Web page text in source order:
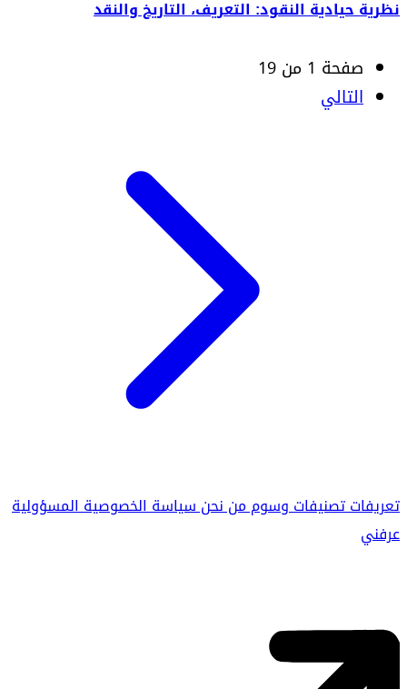
نظرية حيادية النقود: التعريف، التاريخ والنقد
صفحة 1 من 19
التالي
تعريفاتتصنيفاتوسوممن نحنسياسة الخصوصيةالمسؤولية
عرفني